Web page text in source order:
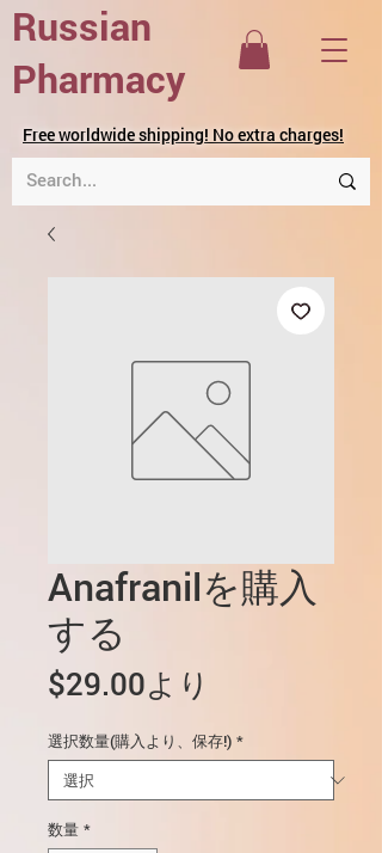
Russian
Pharmacy
Free worldwide shipping! No extra charges!
Anafranilを購入
する
$29.00より
ル
価
選択数量(購入より、保存!) *
数量 *